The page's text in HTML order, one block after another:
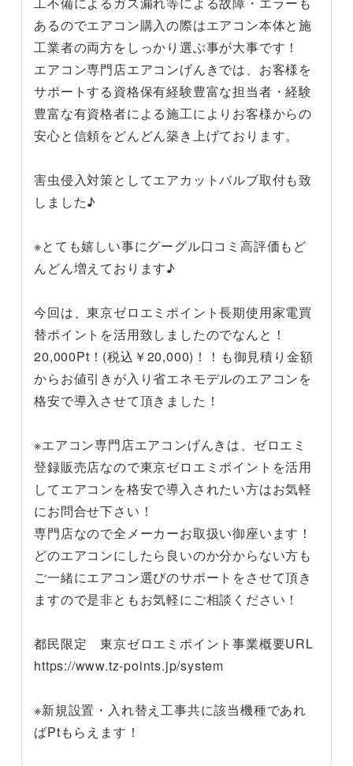
あるのでエアコン購入の際はエアコン本体と施
工業者の両方をしっかり選ぶ事が大事です！
エアコン専門店エアコンげんきでは、お客様を
サポートする資格保有経験豊富な担当者・経験
豊富な有資格者による施工によりお客様からの
安心と信頼をどんどん築き上げております。
害虫侵入対策としてエアカットバルブ取付も致
しました♪
※とても嬉しい事にグーグル口コミ高評価もど
んどん増えております♪
今回は、東京ゼロエミポイント長期使用家電買
替ポイントを活用致しましたのでなんと！
20,000Pt！(税込￥20,000)！！も御見積り金額
からお値引きが入り省エネモデルのエアコンを
格安で導入させて頂きました！
※エアコン専門店エアコンげんきは、ゼロエミ
登録販売店なので東京ゼロエミポイントを活用
してエアコンを格安で導入されたい方はお気軽
にお問合せ下さい！
専門店なので全メーカーお取扱い御座います！
どのエアコンにしたら良いのか分からない方も
ご一緒にエアコン選びのサポートをさせて頂き
ますので是非ともお気軽にご相談ください！
都民限定 東京ゼロエミポイント事業概要URL
https://www.tz-points.jp/system
※新規設置・入れ替え工事共に該当機種であれ
ばPtもらえます！